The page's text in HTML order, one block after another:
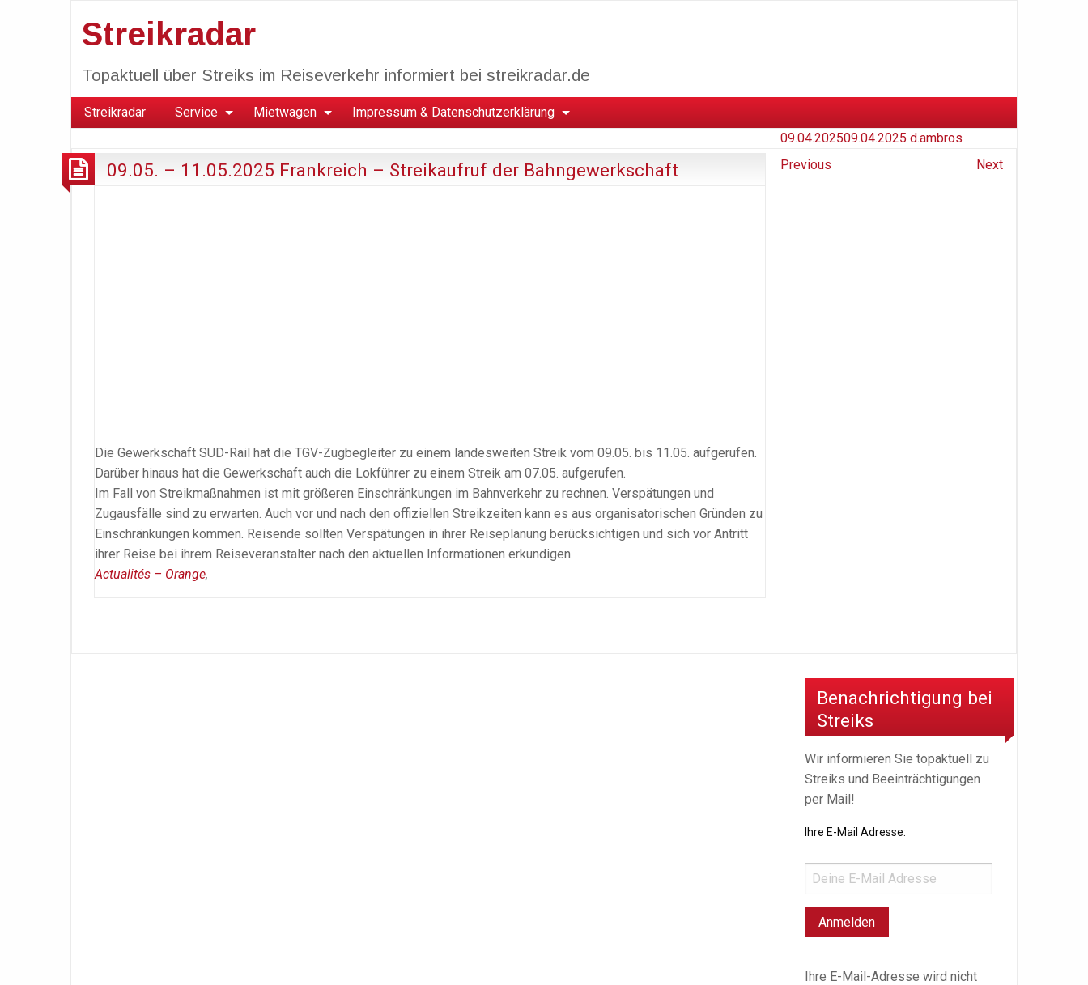
Streikradar
Topaktuell über Streiks im Reiseverkehr informiert bei streikradar.de
Streikradar Service Mietwagen Impressum & Datenschutzerklärung
09.05. – 11.05.2025 Frankreich – Streikaufruf der Bahngewerkschaft
Die Gewerkschaft SUD-Rail hat die TGV-Zugbegleiter zu einem landesweiten Streik vom 09.05. bis 11.05. aufgerufen.
Darüber hinaus hat die Gewerkschaft auch die Lokführer zu einem Streik am 07.05. aufgerufen.
Im Fall von Streikmaßnahmen ist mit größeren Einschränkungen im Bahnverkehr zu rechnen. Verspätungen und
Zugausfälle sind zu erwarten. Auch vor und nach den offiziellen Streikzeiten kann es aus organisatorischen Gründen zu
Einschränkungen kommen. Reisende sollten Verspätungen in ihrer Reiseplanung berücksichtigen und sich vor Antritt
ihrer Reise bei ihrem Reiseveranstalter nach den aktuellen Informationen erkundigen.
Actualités – Orange,
09.04.202509.04.2025 d.ambros
Previous
Next
Benachrichtigung bei
Streiks
Wir informieren Sie topaktuell zu
Streiks und Beeinträchtigungen
per Mail!
Ihre E-Mail Adresse:
Ihre E-Mail-Adresse wird nicht